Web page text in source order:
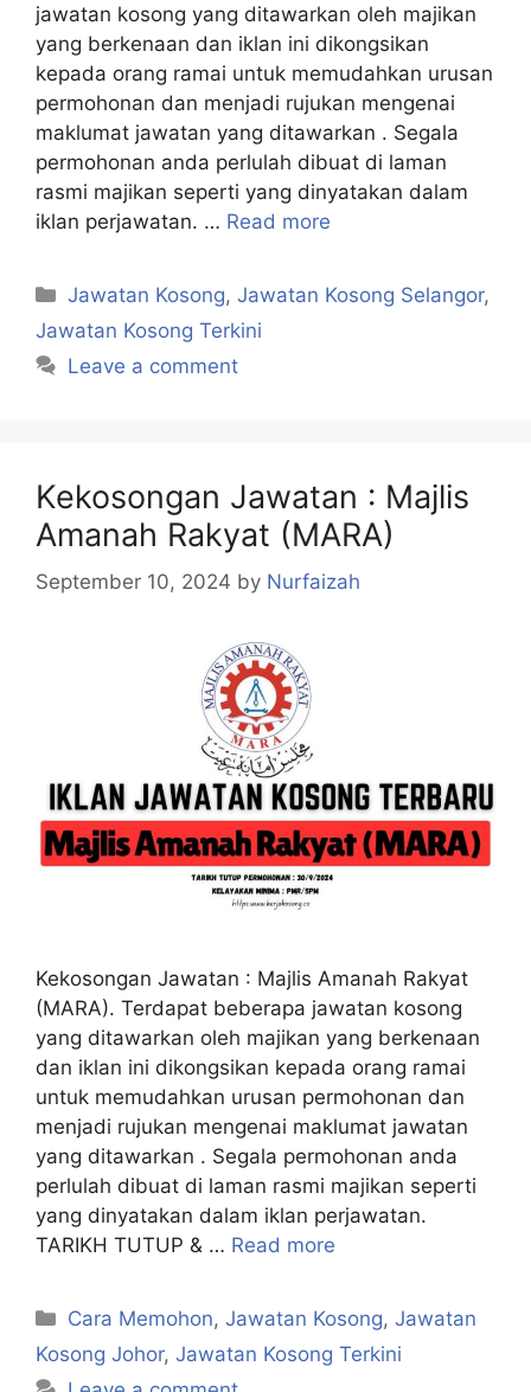
jawatan kosong yang ditawarkan oleh majikan
yang berkenaan dan iklan ini dikongsikan
kepada orang ramai untuk memudahkan urusan
permohonan dan menjadi rujukan mengenai
maklumat jawatan yang ditawarkan . Segala
permohonan anda perlulah dibuat di laman
rasmi majikan seperti yang dinyatakan dalam
iklan perjawatan. … Read more
Categories
Jawatan Kosong,Jawatan Kosong Selangor,
Jawatan Kosong Terkini
Leave a comment
Kekosongan Jawatan : Majlis
Amanah Rakyat (MARA)
September 10, 2024 by Nurfaizah
Kekosongan Jawatan : Majlis Amanah Rakyat
(MARA). Terdapat beberapa jawatan kosong
yang ditawarkan oleh majikan yang berkenaan
dan iklan ini dikongsikan kepada orang ramai
untuk memudahkan urusan permohonan dan
menjadi rujukan mengenai maklumat jawatan
yang ditawarkan . Segala permohonan anda
perlulah dibuat di laman rasmi majikan seperti
yang dinyatakan dalam iklan perjawatan.
TARIKH TUTUP & … Read more
Categories
Cara Memohon,Jawatan Kosong,Jawatan
Kosong Johor, Jawatan Kosong Terkini